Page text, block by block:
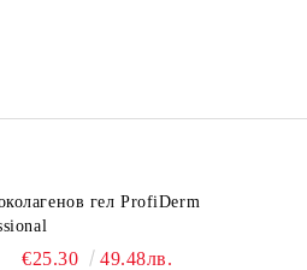
гел ProfiDerm
€25.30 49.48лв.